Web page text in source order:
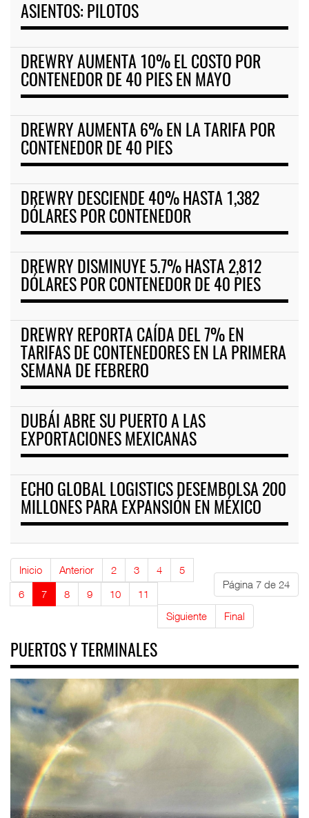
ASIENTOS: PILOTOS
DREWRY AUMENTA 10% EL COSTO POR
CONTENEDOR DE 40 PIES EN MAYO
DREWRY AUMENTA 6% EN LA TARIFA POR
CONTENEDOR DE 40 PIES
DREWRY DESCIENDE 40% HASTA 1,382
DÓLARES POR CONTENEDOR
DREWRY DISMINUYE 5.7% HASTA 2,812
DÓLARES POR CONTENEDOR DE 40 PIES
DREWRY REPORTA CAÍDA DEL 7% EN
TARIFAS DE CONTENEDORES EN LA PRIMERA
SEMANA DE FEBRERO
DUBÁI ABRE SU PUERTO A LAS
EXPORTACIONES MEXICANAS
ECHO GLOBAL LOGISTICS DESEMBOLSA 200
MILLONES PARA EXPANSIÓN EN MÉXICO
Página 7 de 24
Inicio Anterior 2 3 4
5
6
7 8 9 10
11
Siguiente
Final
PUERTOS Y TERMINALES